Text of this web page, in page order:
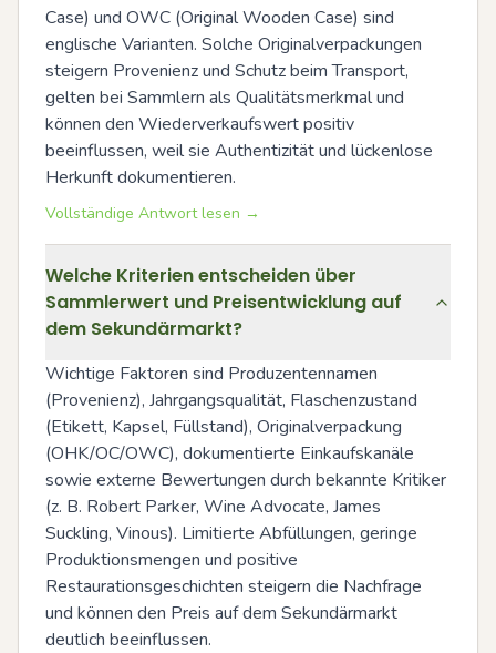
Case) und OWC (Original Wooden Case) sind
englische Varianten. Solche Originalverpackungen
steigern Provenienz und Schutz beim Transport,
gelten bei Sammlern als Qualitätsmerkmal und
können den Wiederverkaufswert positiv
beeinflussen, weil sie Authentizität und lückenlose
Herkunft dokumentieren.
Vollständige Antwort lesen →
Welche Kriterien entscheiden über
Sammlerwert und Preisentwicklung auf
dem Sekundärmarkt?
Wichtige Faktoren sind Produzentennamen
(Provenienz), Jahrgangsqualität, Flaschenzustand
(Etikett, Kapsel, Füllstand), Originalverpackung
(OHK/OC/OWC), dokumentierte Einkaufskanäle
sowie externe Bewertungen durch bekannte Kritiker
(z. B. Robert Parker, Wine Advocate, James
Suckling, Vinous). Limitierte Abfüllungen, geringe
Produktionsmengen und positive
Restaurationsgeschichten steigern die Nachfrage
und können den Preis auf dem Sekundärmarkt
deutlich beeinflussen.